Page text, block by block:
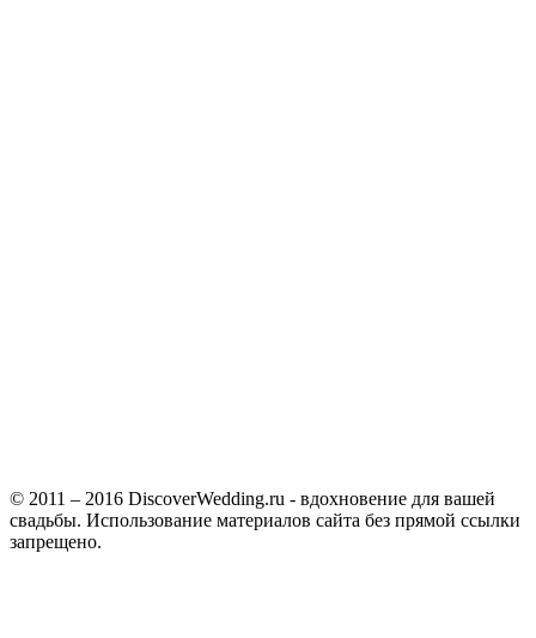
© 2011 – 2016 DiscoverWedding.ru - вдохновение для вашей
свадьбы. Использование материалов сайта без прямой ссылки
запрещено.